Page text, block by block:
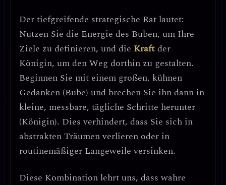
Der tiefgreifende strategische Rat lautet:
Nutzen Sie die Energie des Buben, um Ihre
Ziele zu definieren, und die Kraftder
Königin, um den Weg dorthin zu gestalten.
Beginnen Sie mit einem großen, kühnen
Gedanken (Bube) und brechen Sie ihn dann in
kleine, messbare, tägliche Schritte herunter
(Königin). Dies verhindert, dass Sie sich in
abstrakten Träumen verlieren oder in
routinemäßiger Langeweile versinken.
Diese Kombination lehrt uns, dass wahre